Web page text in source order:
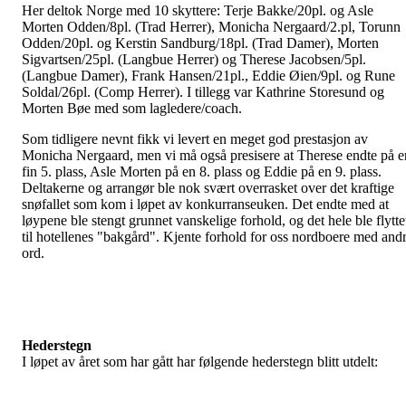
Her deltok Norge med 10 skyttere: Terje Bakke/20pl. og Asle
Morten Odden/8pl. (Trad Herrer), Monicha Nergaard/2.pl, Torunn
Odden/20pl. og Kerstin Sandburg/18pl. (Trad Damer), Morten
Sigvartsen/25pl. (Langbue Herrer) og Therese Jacobsen/5pl.
(Langbue Damer), Frank Hansen/21pl., Eddie Øien/9pl. og Rune
Soldal/26pl. (Comp Herrer). I tillegg var Kathrine Storesund og
Morten Bøe med som lagledere/coach.
Som tidligere nevnt fikk vi levert en meget god prestasjon av
Monicha Nergaard, men vi må også presisere at Therese endte på
fin 5. plass, Asle Morten på en 8. plass og Eddie på en 9. plass.
Deltakerne og arrangør ble nok svært overrasket over det kraftige
snøfallet som kom i løpet av konkurranseuken. Det endte med at
løypene ble stengt grunnet vanskelige forhold, og det hele ble
til hotellenes "bakgård". Kjente forhold for oss nordboere med
ord.
Hederstegn
I løpet av året som har gått har følgende hederstegn blitt utdelt: